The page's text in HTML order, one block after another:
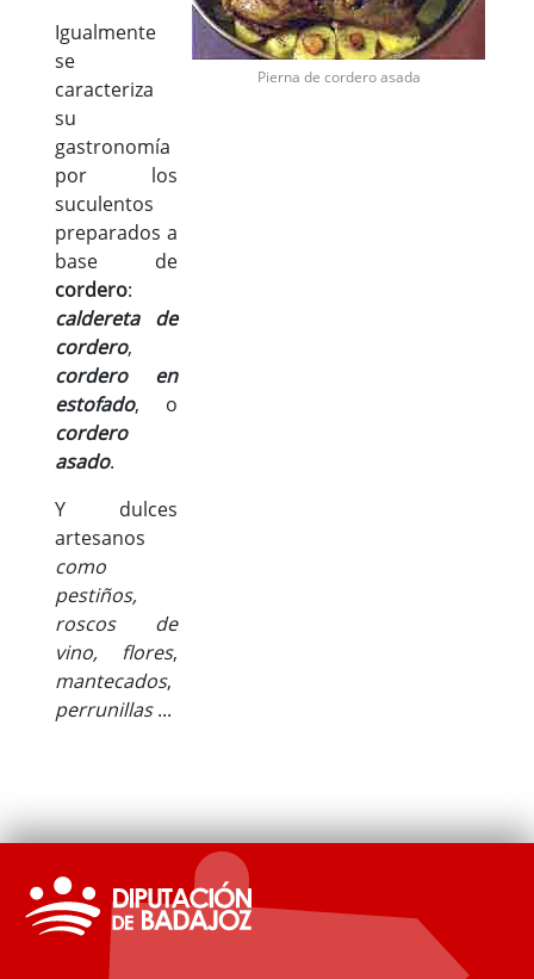
Igualmente
se
caracteriza
su
gastronomía
por los
suculentos
preparados a
base de
cordero:
caldereta de
cordero,
cordero en
estofado, o
cordero
asado.
Y dulces
artesanos
como
pestiños,
roscos de
vino, flores,
mantecados,
perrunillas...
Pierna de cordero asada